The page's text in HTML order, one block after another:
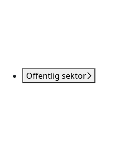
Offentlig sektor